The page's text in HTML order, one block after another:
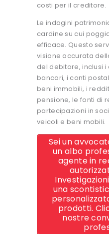
costi per il creditore.
Le indagini
cardine su cui
efficace. Questo
visione accurata
del debitore, inclusi
bancari, i conti
beni immobili, i
pensione, le fonti di
partecipazioni in
veicoli e beni mobili.
Sei un
un albo
agente in
una
prodotti.
nostre